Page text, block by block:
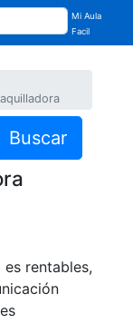
Mi Aula
Facil
Buscar
rentables,